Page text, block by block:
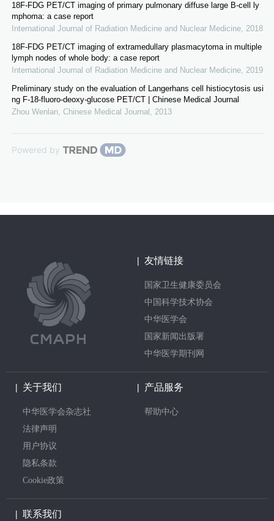
18F-FDG PET/CT imaging of primary pulmonary diffuse large B-cell ly
mphoma: a case report
International Journal of Radiation Medicine and Nuclear Medicine, 2018
18F-FDG PET/CT imaging of extramedullary plasmacytoma in multiple
lymph nodes of whole body: a case report
International Journal of Radiation Medicine and Nuclear Medicine, 2019
Preliminary study on the evaluation of Langerhans cell histiocytosis usi
ng F-18-fluoro-deoxy-glucose PET/CT | Chinese Medical Journal
Zhou Wenlan, Chinese Medical Journal , 2013
Powered by
| 友情链接
国家卫生健康委员会
中国科学技术协会
中华医学会
国家新闻出版署
中华医学期刊网
| 关于我们
中华医学会杂志社
法律声明
用户协议
隐私条款
Cookie政策
| 产品服务
帮助中心
| 联系我们